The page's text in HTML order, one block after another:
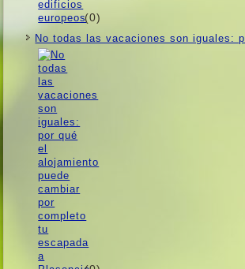
(0)
No todas las vacaciones son iguales: